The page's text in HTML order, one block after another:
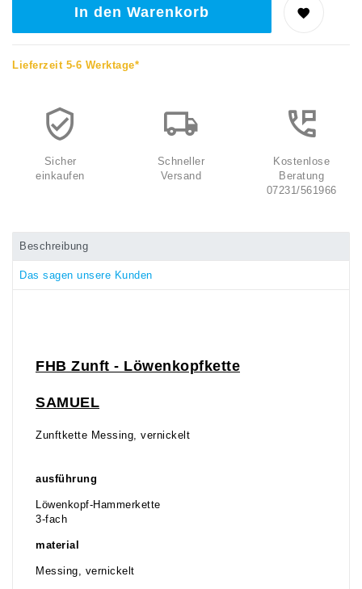
In den Warenkorb
Lieferzeit 5-6 Werktage*
Sicher
einkaufen
Schneller
Versand
Kostenlose
Beratung
07231/561966
Beschreibung
Das sagen unsere Kunden
FHB Zunft - Löwenkopfkette
SAMUEL
Zunftkette Messing, vernickelt
ausführung
Löwenkopf-Hammerkette
3-fach
material
Messing, vernickelt